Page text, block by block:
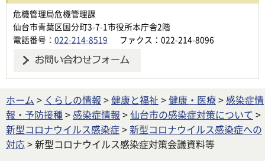
危機管理局危機管理課
仙台市青葉区国分町3-7-1市役所本庁舎2階
電話番号： 022-214-8519 ファクス：022-214-8096
ホーム > くらしの情報 >健康と福祉 >健康・医療>感染症情
報・予防接種 >感染症情報 >仙台市の感染症対策について >
新型コロナウイルス感染症>新型コロナウイルス感染症への
対応 > 新型コロナウイルス感染症対策会議資料等